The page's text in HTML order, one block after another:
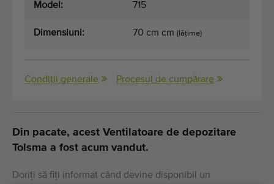
Model: 715
Dimensiuni: 70 cm cm (lățime)
Condiții generale Procesul de cumpărare
Din pacate, acest Ventilatoare de depozitare
Tolsma a fost acum vandut.
Doriți să fiți informat când devine disponibil un